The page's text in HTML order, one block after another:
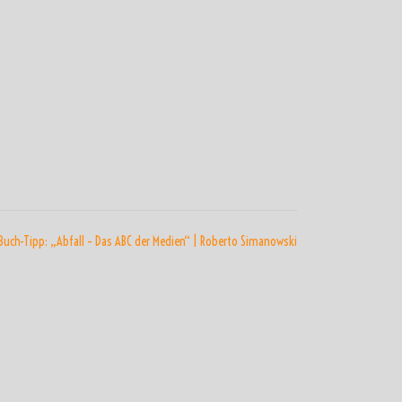
Tipp: „Abfall – Das ABC der Medien“ | Roberto Simanowski